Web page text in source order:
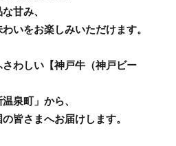
甘み、
いをお楽しみいただけます。
わしい【神戸牛（神戸ビー
泉町」から、
皆さまへお届けします。